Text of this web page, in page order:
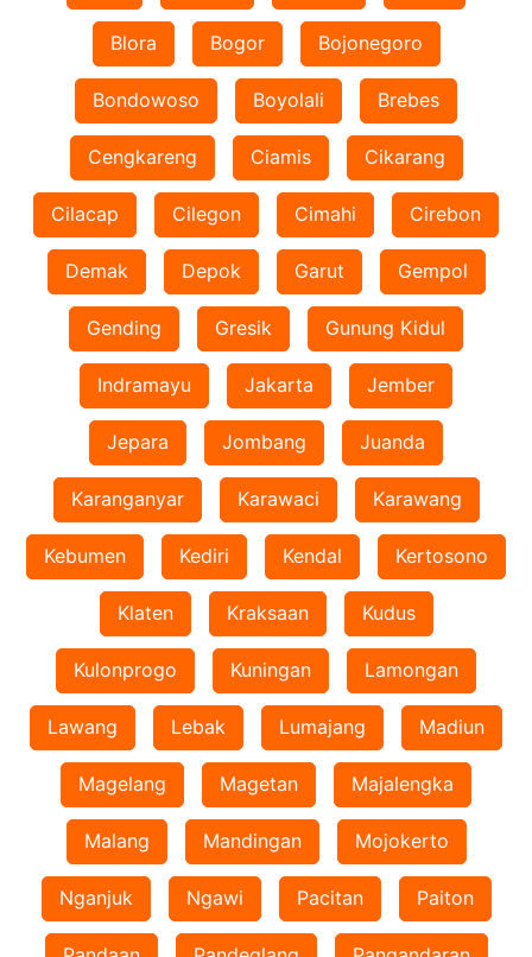
Blora Bogor Bojonegoro
Bondowoso Boyolali Brebes
Cengkareng Ciamis Cikarang
Cilacap Cilegon Cimahi Cirebon
Demak Depok Garut Gempol
Gending Gresik Gunung Kidul
Indramayu Jakarta Jember
Jepara Jombang Juanda
Karanganyar Karawaci Karawang
Kebumen Kediri Kendal Kertosono
Klaten Kraksaan Kudus
Kulonprogo Kuningan Lamongan
Lawang Lebak Lumajang Madiun
Magelang Magetan Majalengka
Malang Mandingan Mojokerto
Nganjuk Ngawi Pacitan Paiton